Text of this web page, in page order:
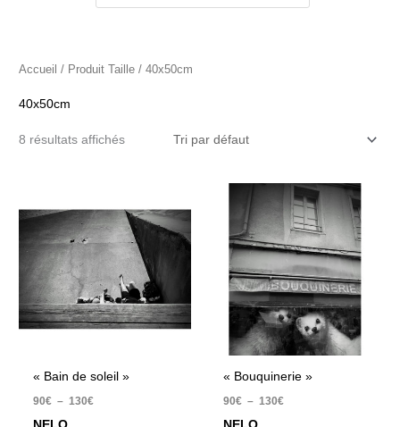
Accueil / Produit Taille / 40x50cm
40x50cm
8 résultats affichés
« Bain de soleil »
90€ – 130€
prix :
90€
à
130€
« Bouquinerie »
90€ – 130€
Plage
de
prix :
90€
à
130€